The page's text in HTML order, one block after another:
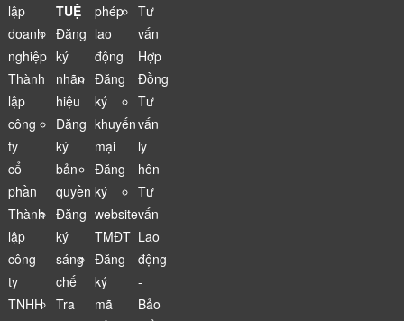
lập
doanh
nghiệp
Thành
lập
công
ty
cổ
phần
Thành
lập
công
ty
TNHH
TUỆ
Đăng
ký
nhãn
hiệu
Đăng
ký
bản
quyền
Đăng
ký
sáng
chế
Tra
phép
lao
động
Đăng
ký
khuyến
mại
Đăng
ký
website
TMĐT
Đăng
ký
mã
Tư
vấn
Hợp
Đồng
Tư
vấn
ly
hôn
Tư
vấn
Lao
động
-
Bảo